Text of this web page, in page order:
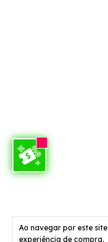
Ao navegar por este site
experiência de compra.